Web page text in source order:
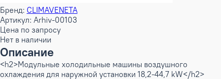
Бренд: CLIMAVENETA
Артикул: Arhiv-00103
Цена по запросу
Нет в наличии
Описание
<h2>Модульные холодильные машины воздушного
охлаждения для наружной установки 18,2-44,7 kW</h2>